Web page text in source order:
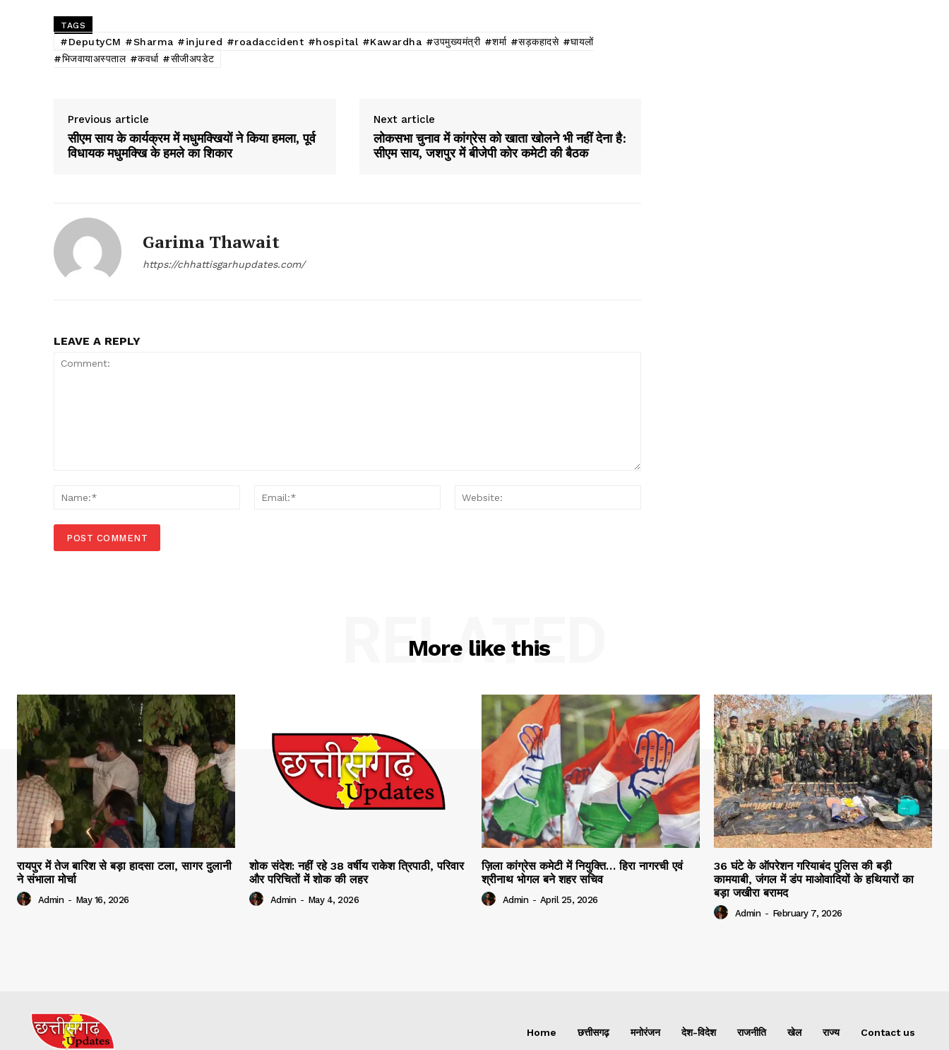
TAGS
#DeputyCM #Sharma #injured #roadaccident #hospital #Kawardha #उपमुख्यमंत्री #शर्मा #सड़कहादसे #घायलों
#भिजवायाअस्पताल #कवर्धा #सीजीअपडेट
Previous article
सीएम साय के कार्यक्रम में मधुमक्खियों ने किया हमला, पूर्व
विधायक मधुमक्खि के हमले का शिकार
Next article
लोकसभा चुनाव में कांग्रेस को खाता खोलने भी नहीं देना है:
सीएम साय, जशपुर में बीजेपी कोर कमेटी की बैठक
Garima Thawait
https://chhattisgarhupdates.com/
LEAVE A REPLY
Name:*
Email:*
More like this
RELATED
रायपुर में तेज बारिश से बड़ा हादसा टला, सागर दुलानी
ने संभाला मोर्चा
Admin - May 16, 2026
शोक संदेश: नहीं रहे 38 वर्षीय राकेश त्रिपाठी, परिवार
और परिचितों में शोक की लहर
Admin - May 4, 2026
ज़िला कांग्रेस कमेटी में नियुक्ति… हिरा नागरची एवं
श्रीनाथ भोगल बने शहर सचिव
Admin - April 25, 2026
36 घंटे के ऑपरेशन गरियाबंद पुलिस की बड़ी
कामयाबी, जंगल में डंप माओवादियों के हथियारों का
बड़ा जखीरा बरामद
Admin - February 7, 2026
Home छत्तीसगढ़ मनोरंजन देश-विदेश राजनीति खेल राज्य Contact us